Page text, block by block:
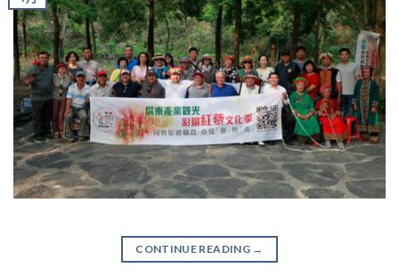
CONTINUE READING →